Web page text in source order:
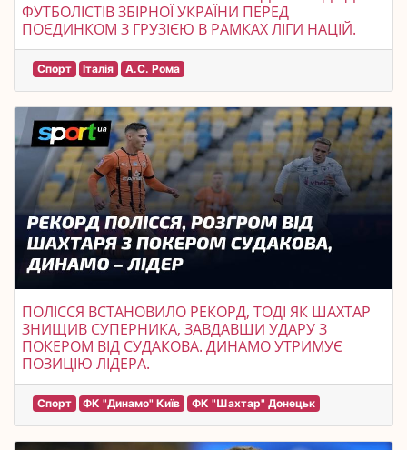
ФУТБОЛІСТІВ ЗБІРНОЇ УКРАЇНИ ПЕРЕД
ПОЄДИНКОМ З ГРУЗІЄЮ В РАМКАХ ЛІГИ НАЦІЙ.
Спорт Італія А.С. Рома
ПОЛІССЯ ВСТАНОВИЛО РЕКОРД, ТОДІ ЯК ШАХТАР
ЗНИЩИВ СУПЕРНИКА, ЗАВДАВШИ УДАРУ З
ПОКЕРОМ ВІД СУДАКОВА. ДИНАМО УТРИМУЄ
ПОЗИЦІЮ ЛІДЕРА.
Спорт ФК "Динамо" Київ ФК "Шахтар" Донецьк